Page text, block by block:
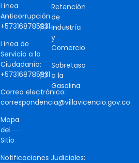
Línea
Anticorrupción:
+573168785931
Línea de
Servicio a la
Ciudadanía:
+573168785931
Correo electrónico:
correspondencia@villavicencio.gov.co
Mapa
del
Sitio
Notificaciones Judiciales:
Retención
de
Industría
y
Comercio
Sobretasa
a la
Gasolina